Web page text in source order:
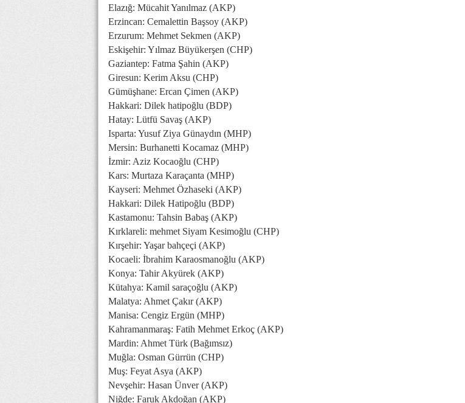
Elazığ: Mücahit Yanılmaz (AKP)
Erzincan: Cemalettin Başsoy (AKP)
Erzurum: Mehmet Sekmen (AKP)
Eskişehir: Yılmaz Büyükerşen (CHP)
Gaziantep: Fatma Şahin (AKP)
Giresun: Kerim Aksu (CHP)
Gümüşhane: Ercan Çimen (AKP)
Hakkari: Dilek hatipoğlu (BDP)
Hatay: Lütfü Savaş (AKP)
Isparta: Yusuf Ziya Günaydın (MHP)
Mersin: Burhanetti Kocamaz (MHP)
İzmir: Aziz Kocaoğlu (CHP)
Kars: Murtaza Karaçanta (MHP)
Kayseri: Mehmet Özhaseki (AKP)
Hakkari: Dilek Hatipoğlu (BDP)
Kastamonu: Tahsin Babaş (AKP)
Kırklareli: mehmet Siyam Kesimoğlu (CHP)
Kırşehir: Yaşar bahçeçi (AKP)
Kocaeli: İbrahim Karaosmanoğlu (AKP)
Konya: Tahir Akyürek (AKP)
Kütahya: Kamil saraçoğlu (AKP)
Malatya: Ahmet Çakır (AKP)
Manisa: Cengiz Ergün (MHP)
Kahramanmaraş: Fatih Mehmet Erkoç (AKP)
Mardin: Ahmet Türk (Bağımsız)
Muğla: Osman Gürrün (CHP)
Muş: Feyat Asya (AKP)
Nevşehir: Hasan Ünver (AKP)
Niğde: Faruk Akdoğan (AKP)